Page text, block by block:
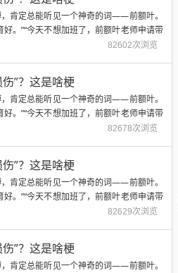
肯定总能听见一个神奇的词——前额叶。
。”“今天不想加班了，前额叶老师申请带
标准。”“如果把我的前额叶煮成脑花，一定
82602次浏览
”？这是啥梗
肯定总能听见一个神奇的词——前额叶。
。”“今天不想加班了，前额叶老师申请带
标准。”“如果把我的前额叶煮成脑花，一定
82678次浏览
”？这是啥梗
肯定总能听见一个神奇的词——前额叶。
。”“今天不想加班了，前额叶老师申请带
标准。”“如果把我的前额叶煮成脑花，一定
82629次浏览
”？这是啥梗
肯定总能听见一个神奇的词——前额叶。